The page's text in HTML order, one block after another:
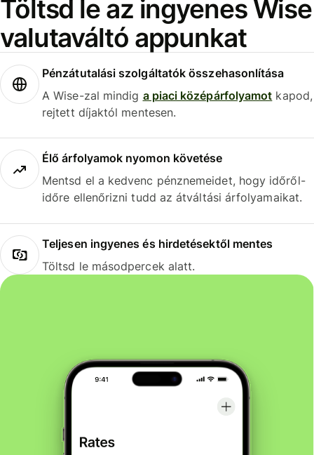
Töltsd le az ingyenes Wise
valutaváltó appunkat
Pénzátutalási szolgáltatók összehasonlítása
A Wise-zal mindig a piaci középárfolyamot kapod,
rejtett díjaktól mentesen.
Élő árfolyamok nyomon követése
Mentsd el a kedvenc pénznemeidet, hogy időről-
időre ellenőrizni tudd az átváltási árfolyamaikat.
Teljesen ingyenes és hirdetésektől mentes
Töltsd le másodpercek alatt.